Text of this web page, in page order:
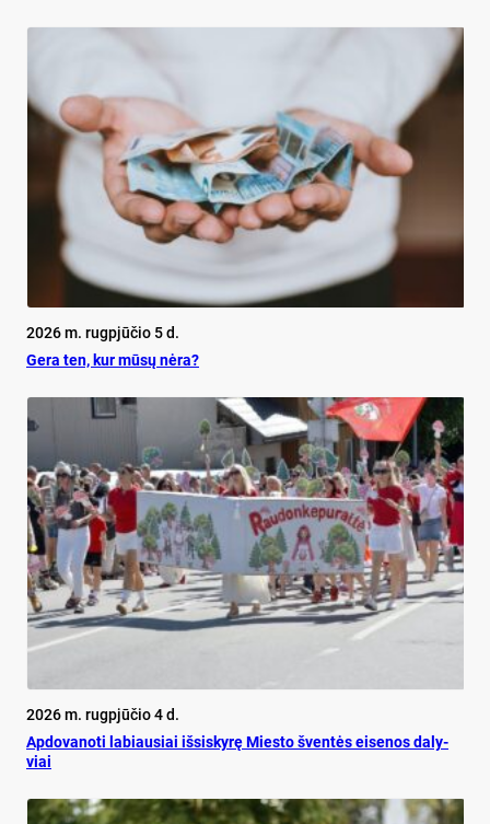
2026 m. rugpjūčio 5 d.
Ge­ra ten, kur mū­sų nė­ra?
2026 m. rugpjūčio 4 d.
Ap­do­va­no­ti la­biau­siai iš­si­sky­rę Mies­to šven­tės ei­se­nos da­ly­
viai